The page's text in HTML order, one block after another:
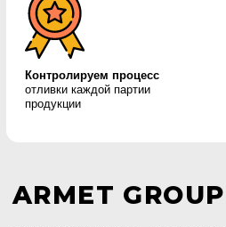
для дробильно-размольного и насосного